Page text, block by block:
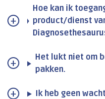
Hoe kan ik
product/dienst
Het lukt niet om
pakken.
Ik heb geen